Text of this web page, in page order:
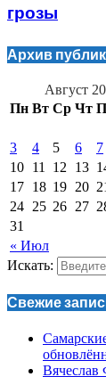
грозы
Архив
Август
Пн Вт Ср Чт
« Июл
3
4 5 6 7
10 11 12 13
17 18 19 20
24 25 26 27
31
Искать:
Свежие
Вячеслав